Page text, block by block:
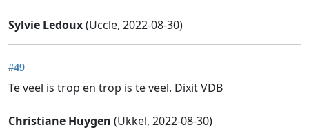
Sylvie Ledoux(Uccle, 2022-08-30)
#49
Te veel is trop en trop is te veel. Dixit VDB
Christiane Huygen (Ukkel, 2022-08-30)